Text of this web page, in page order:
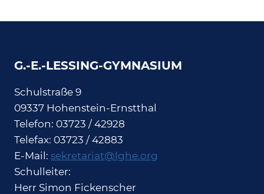
G.-E.-LESSING-GYMNASIUM
Schulstraße 9
09337 Hohenstein-Ernstthal
Telefon: 03723 / 42928
Telefax: 03723 / 42883
E-Mail: sekretariat@lghe.org
Schulleiter:
Herr Simon Fickenscher